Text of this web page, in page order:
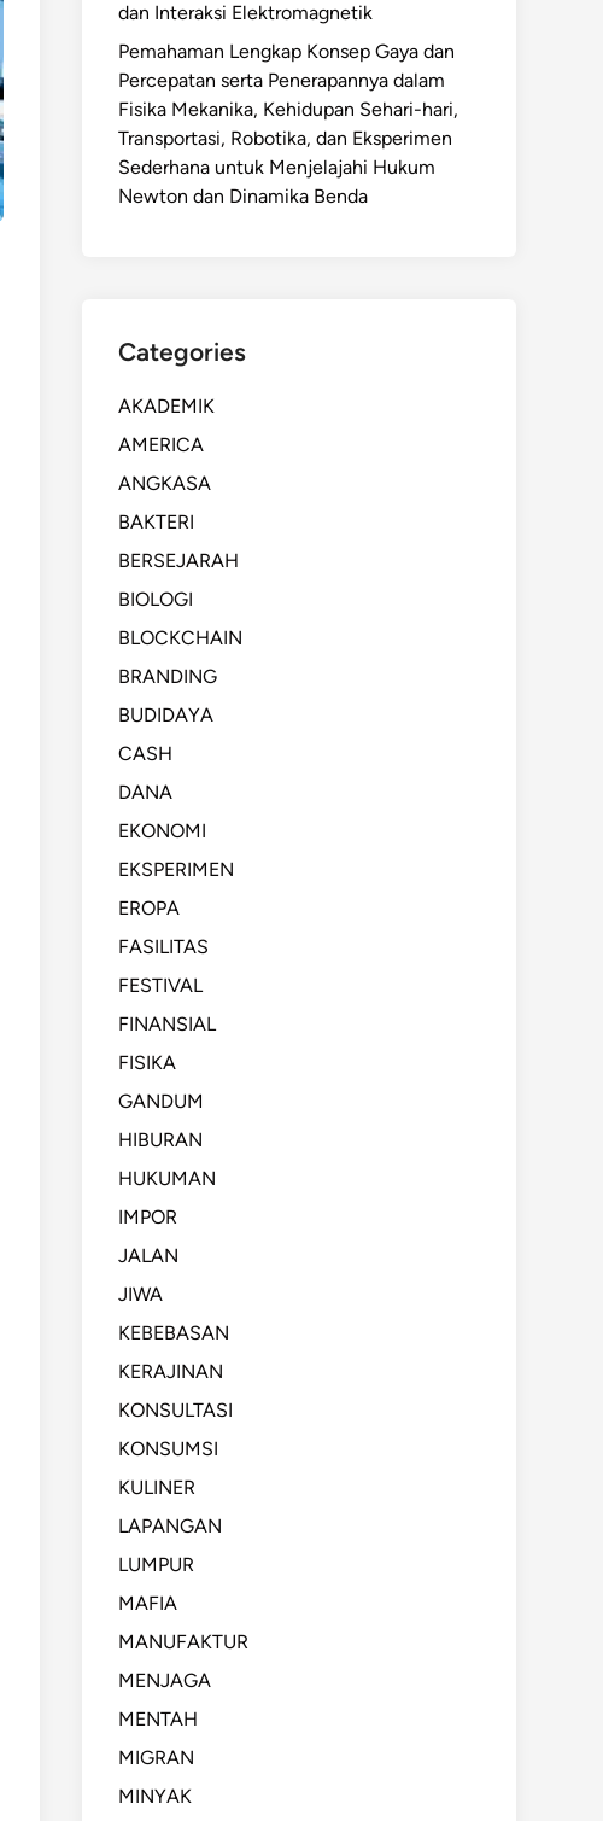
dan Interaksi Elektromagnetik
Pemahaman Lengkap Konsep Gaya dan
Percepatan serta Penerapannya dalam
Fisika Mekanika, Kehidupan Sehari-hari,
Transportasi, Robotika, dan Eksperimen
Sederhana untuk Menjelajahi Hukum
Newton dan Dinamika Benda
Categories
AKADEMIK
AMERICA
ANGKASA
BAKTERI
BERSEJARAH
BIOLOGI
BLOCKCHAIN
BRANDING
BUDIDAYA
CASH
DANA
EKONOMI
EKSPERIMEN
EROPA
FASILITAS
FESTIVAL
FINANSIAL
FISIKA
GANDUM
HIBURAN
HUKUMAN
IMPOR
JALAN
JIWA
KEBEBASAN
KERAJINAN
KONSULTASI
KONSUMSI
KULINER
LAPANGAN
LUMPUR
MAFIA
MANUFAKTUR
MENJAGA
MENTAH
MIGRAN
MINYAK